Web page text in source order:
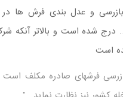
بازرسی و عدل بندی فرش ها
درج شده است و بالاتر آنکه
است
فرشهای صادره مکلف است